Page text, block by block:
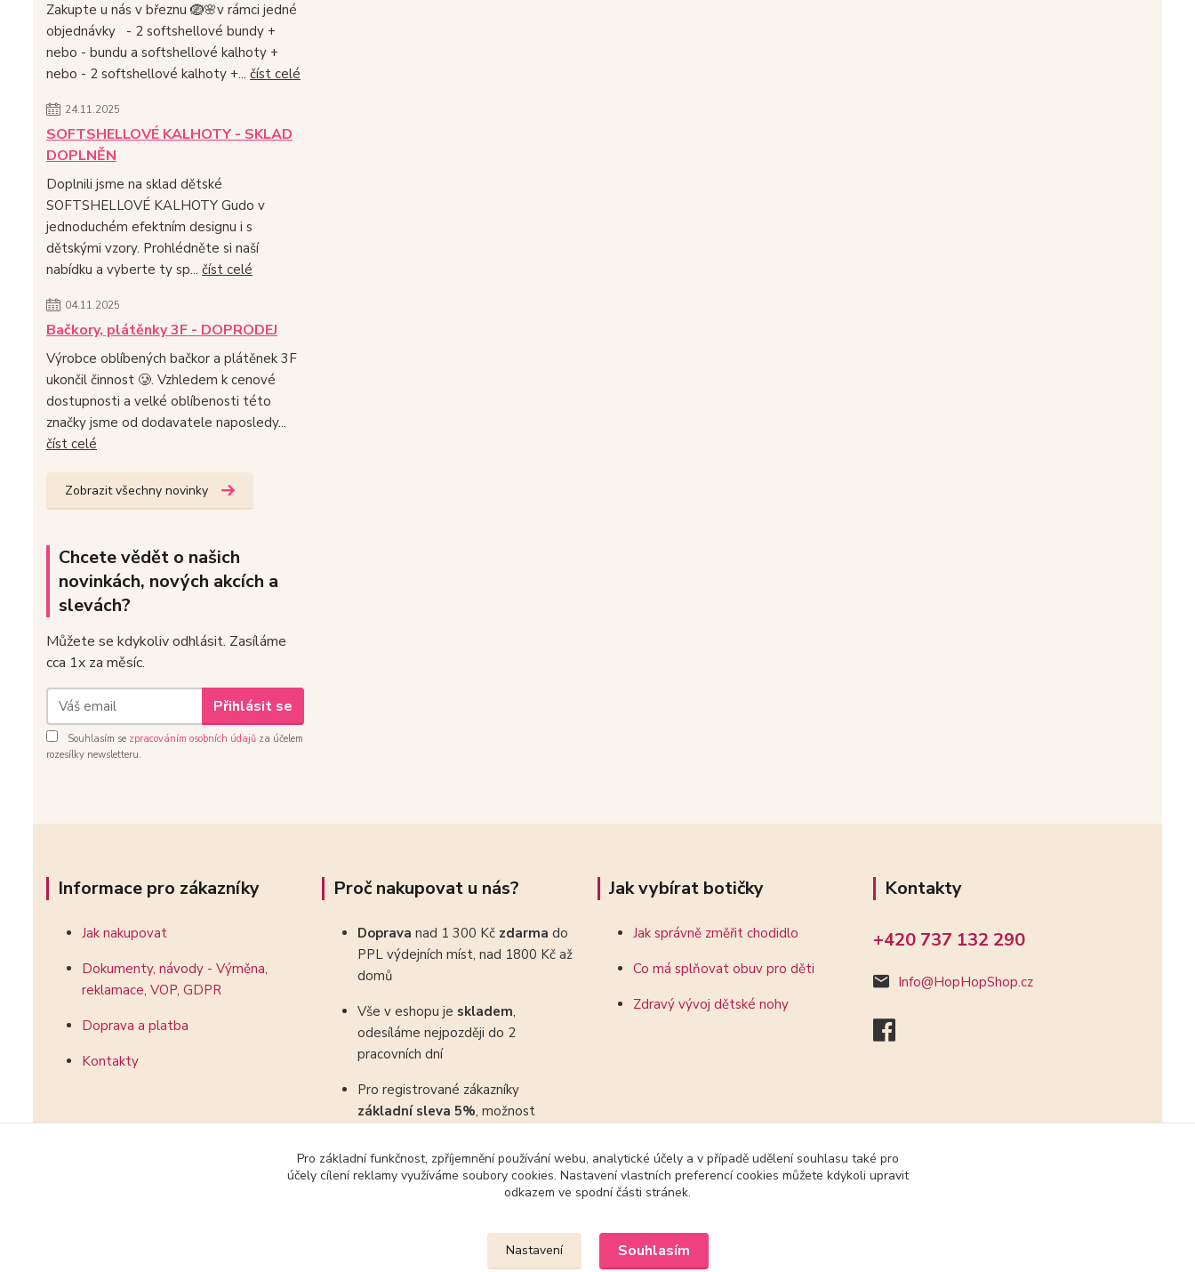
Zakupte u nás v březnu 🪺🌸v rámci jedné
objednávky - 2 softshellové bundy +
nebo - bundu a softshellové kalhoty +
nebo - 2 softshellové kalhoty +... číst celé
24.11.2025
SOFTSHELLOVÉ KALHOTY - SKLAD
DOPLNĚN
Doplnili jsme na sklad dětské
SOFTSHELLOVÉ KALHOTY Gudo v
jednoduchém efektním designu i s
dětskými vzory. Prohlédněte si naší
nabídku a vyberte ty sp... číst celé
04.11.2025
Bačkory, plátěnky 3F - DOPRODEJ
Výrobce oblíbených bačkor a plátěnek 3F
ukončil činnost 🥲. Vzhledem k cenové
dostupnosti a velké oblíbenosti této
značky jsme od dodavatele naposledy...
číst celé
Zobrazit všechny novinky
Chcete vědět o našich
novinkách, nových akcích a
slevách?
Můžete se kdykoliv odhlásit. Zasíláme
cca 1x za měsíc.
Přihlásit se
Souhlasím se zpracováním osobních údajů za účelem
rozesílky newsletteru.
Informace pro zákazníky
Jak nakupovat
Dokumenty, návody - Výměna,
reklamace, VOP, GDPR
Doprava a platba
Kontakty
Proč nakupovat u nás?
Doprava nad 1 300 Kč zdarma do
PPL výdejních míst, nad 1800 Kč až
domů
Vše v eshopu je skladem,
odesíláme nejpozději do 2
pracovních dní
Pro registrované zákazníky
základní sleva 5%, možnost
Jak vybírat botičky
Jak správně změřit chodidlo
Co má splňovat obuv pro děti
Zdravý vývoj dětské nohy
Kontakty
+420 737 132 290
Info@HopHopShop.cz
Upravit sběr cookies.
Pro základní funkčnost, zpříjemnění používání webu, analytické účely a v případě udělení souhlasu také pro
účely cílení reklamy využíváme soubory cookies. Nastavení vlastních preferencí cookies můžete kdykoli upravit
odkazem ve spodní části stránek.
Nastavení Souhlasím